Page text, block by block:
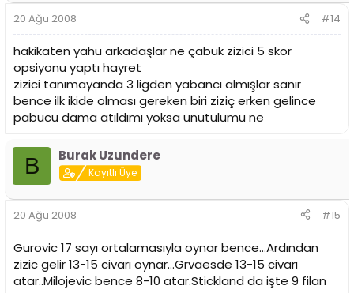
20 Ağu 2008 #14
hakikaten yahu arkadaşlar ne çabuk zizici 5 skor
opsiyonu yaptı hayret
zizici tanımayanda 3 ligden yabancı almışlar sanır
bence ilk ikide olması gereken biri ziziç erken gelince
pabucu dama atıldımı yoksa unutulumu ne
B Burak Uzundere
Kayıtlı Üye
20 Ağu 2008 #15
Gurovic 17 sayı ortalamasıyla oynar bence...Ardından
zizic gelir 13-15 civarı oynar...Grvaesde 13-15 civarı
atar..Milojevic bence 8-10 atar.Stickland da işte 9 filan